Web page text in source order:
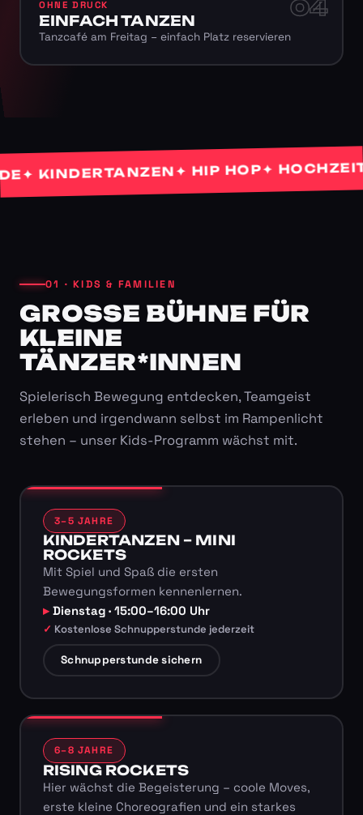
04
OHNE DRUCK
EINFACH TANZEN
Tanzcafé am Freitag – einfach Platz reservieren
✦ HIP HOP✦
01 · KIDS & FAMILIEN
GROSSE BÜHNE FÜR K
LEINE T
ÄNZER*INNEN
Spielerisch Bewegung entdecken, Teamgeist
erleben und irgendwann selbst im Rampenlicht
stehen – unser Kids-Programm wächst mit.
3–5 JAHRE
KINDERTANZEN – MINI
ROCKETS
Mit Spiel und Spaß die ersten
Bewegungsformen kennenlernen.
Dienstag · 15:00–16:00 Uhr
Kostenlose Schnupperstunde jederzeit
Schnupperstunde sichern
6–8 JAHRE
RISING ROCKETS
Hier wächst die Begeisterung – coole Moves,
erste kleine Choreografien und ein starkes